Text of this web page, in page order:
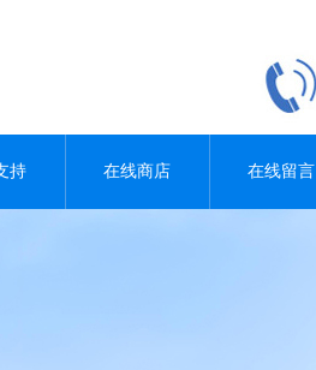
持 在线商店 在线留言